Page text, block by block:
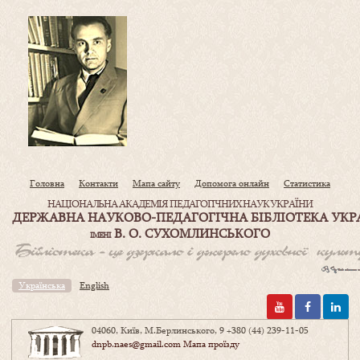
Головна Контакти Мапа сайту Допомога онлайн Статистика
НАЦІОНАЛЬНА АКАДЕМІЯ ПЕДАГОГІЧНИХ НАУК УКРАЇНИ
ДЕРЖАВНА НАУКОВО-ПЕДАГОГІЧНА БІБЛІОТЕКА
ІМЕНІВ. О. СУХОМЛИНСЬКОГО
Українська English
04060, Київ, М.Берлинського, 9+380 (44) 239-11-05
dnpb.naes@gmail.comМапа проїзду